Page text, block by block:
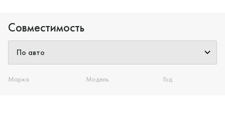
Совместимость
Марка Модель Год